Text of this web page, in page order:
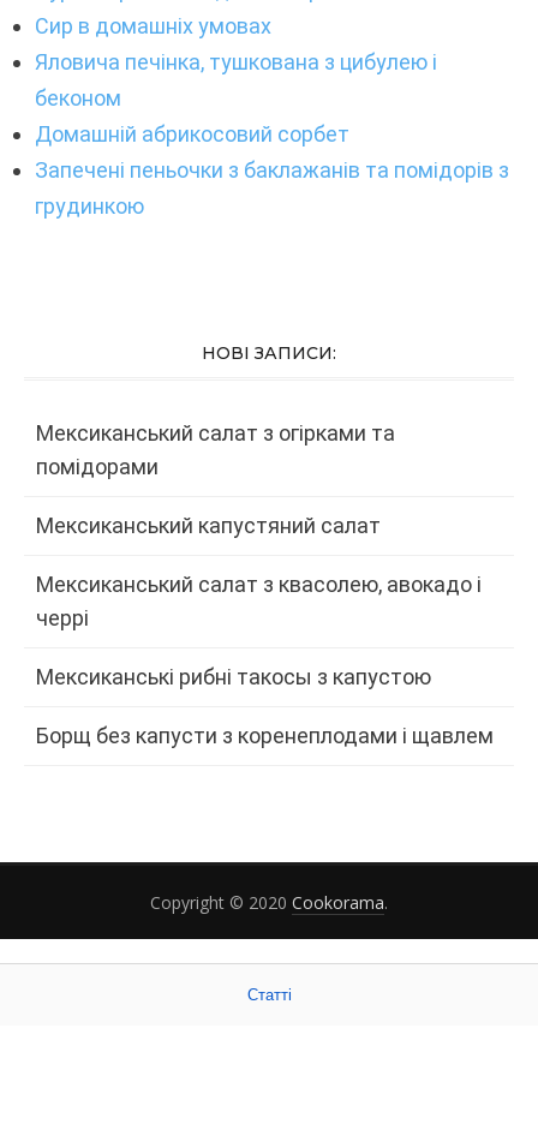
Сир в домашніх умовах
Яловича печінка, тушкована з цибулею і
беконом
Домашній абрикосовий сорбет
Запечені пеньочки з баклажанів та помідорів з
грудинкою
НОВІ ЗАПИСИ:
Мексиканський салат з огірками та
помідорами
Мексиканський капустяний салат
Мексиканський салат з квасолею, авокадо і
черрі
Мексиканські рибні такосы з капустою
Борщ без капусти з коренеплодами і щавлем
Copyright © 2020 Cookorama.
Статті